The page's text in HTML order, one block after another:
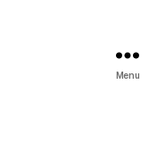
Menu